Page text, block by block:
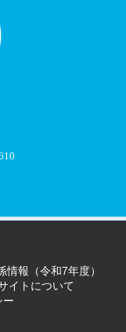
情報（令和7年度）
イトについて
ー